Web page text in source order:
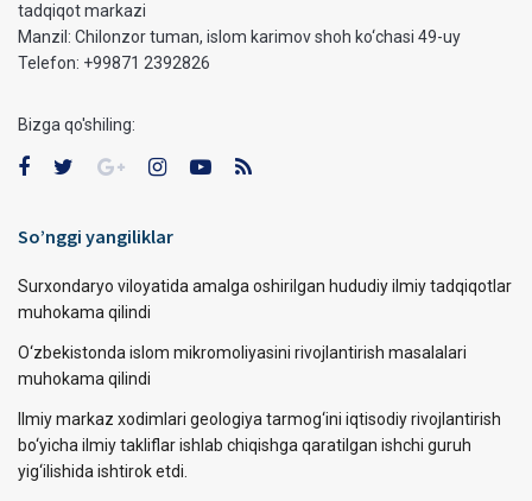
tadqiqot markazi
Manzil: Chilonzor tuman, islom karimov shoh ko‘chasi 49-uy
Telefon: +99871 2392826
Bizga qo'shiling:
So’nggi yangiliklar
Surxondaryo viloyatida amalga oshirilgan hududiy ilmiy tadqiqotlar
muhokama qilindi
O‘zbekistonda islom mikromoliyasini rivojlantirish masalalari
muhokama qilindi
Ilmiy markaz xodimlari geologiya tarmog‘ini iqtisodiy rivojlantirish
bo‘yicha ilmiy takliflar ishlab chiqishga qaratilgan ishchi guruh
yig‘ilishida ishtirok etdi.